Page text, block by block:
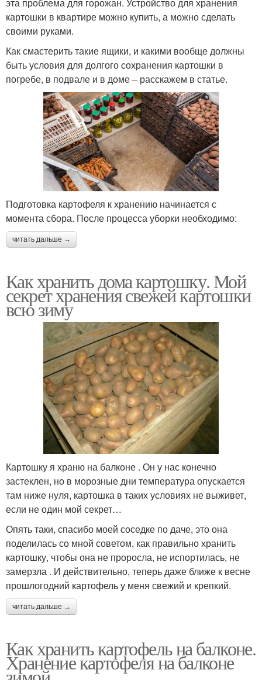
эта проблема для горожан. Устройство для хранения
картошки в квартире можно купить, а можно сделать
своими руками.
Как смастерить такие ящики, и какими вообще должны
быть условия для долгого сохранения картошки в
погребе, в подвале и в доме – расскажем в статье.
Подготовка картофеля к хранению начинается с
момента сбора. После процесса уборки необходимо:
читать дальше →
Как хранить дома картошку. Мой
секрет хранения свежей картошки
всю зиму
Картошку я храню на балконе . Он у нас конечно
застеклен, но в морозные дни температура опускается
там ниже нуля, картошка в таких условиях не выживет,
если не один мой секрет…
Опять таки, спасибо моей соседке по даче, это она
поделилась со мной советом, как правильно хранить
картошку, чтобы она не проросла, не испортилась, не
замерзла . И действительно, теперь даже ближе к весне
прошлогодний картофель у меня свежий и крепкий.
читать дальше →
Как хранить картофель на балконе.
Хранение картофеля на балконе